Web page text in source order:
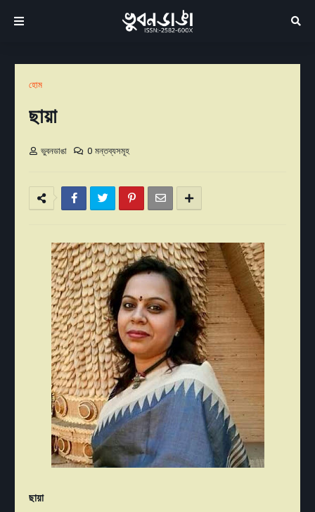
হোম
ছায়া
ভুবনডাঙা 0 মন্তব্যসমূহ
ছায়া